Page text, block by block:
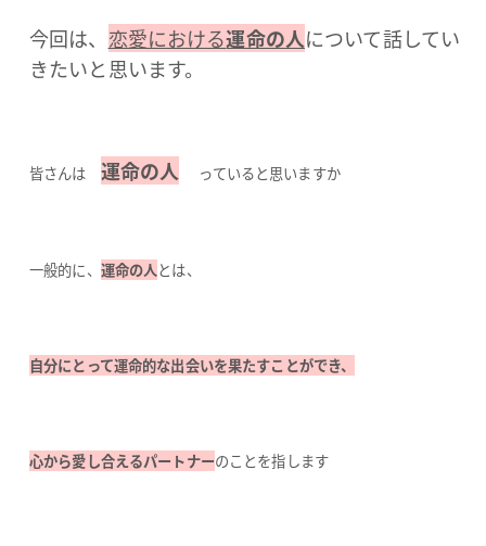
今回は、 恋愛における運命の人について話してい
きたいと思います。
皆さんは 運命の人 っていると思いますか
一般的に、 運命の人とは、
自分にとって運命的な出会いを果たすことができ、
心から愛し合えるパートナーのことを指します